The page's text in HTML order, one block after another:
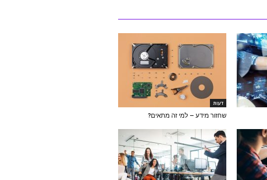
דעות
שחזור מידע – למי זה מתאים?